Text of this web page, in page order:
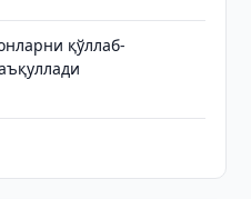
қўллаб-